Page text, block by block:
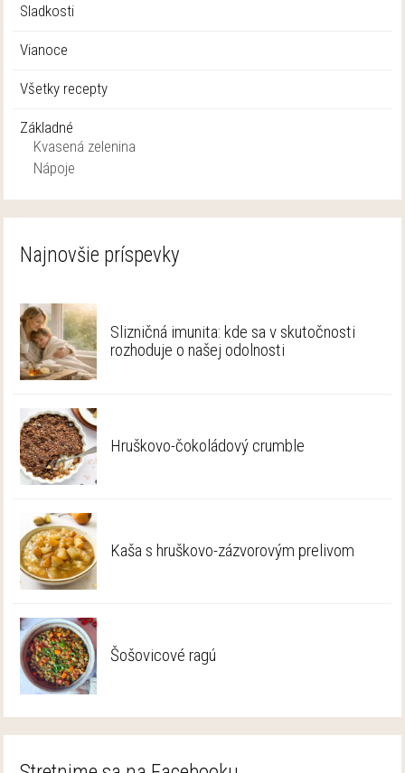
Sladkosti
Vianoce
Všetky recepty
Základné
Kvasená zelenina
Nápoje
Najnovšie príspevky
Slizničná imunita: kde sa v skutočnosti
rozhoduje o našej odolnosti
Hruškovo-čokoládový crumble
Kaša s hruškovo-zázvorovým prelivom
Šošovicové ragú